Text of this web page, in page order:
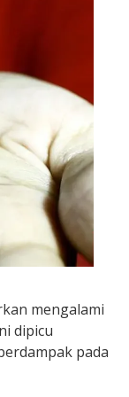
mengalami
dipicu
pada